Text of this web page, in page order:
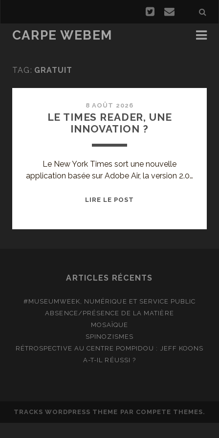
CARPE WEBEM
TAG: GRATUIT
8 AOÛT 2026
LE TIMES READER, UNE
INNOVATION ?
Le New York Times sort une nouvelle
application basée sur Adobe Air, la version 2.0…
LIRE LE POST
ARTICLES RÉCENTS
#MUSEUMWEEK, NUMÉRIQUE ET SERVICE PUBLIC
ABSENCE/PRÉSENCE DE LA MATIÈRE
MOSAÏQUE
SPINOZISMES
RÉTROSPECTIVE AU CENTRE POMPIDOU : JEFF KOONS
A-T-IL RÉUSSI ?
TRACKS WORDPRESS THEME PAR COMPETE THEMES.